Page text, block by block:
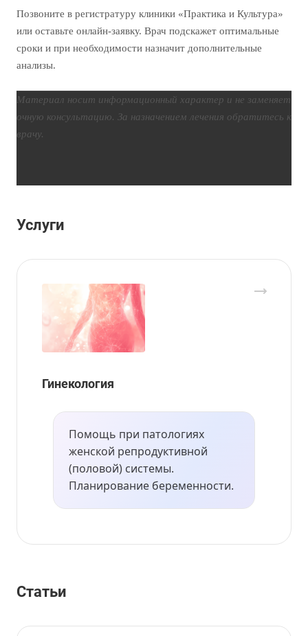
Позвоните в регистратуру клиники «Практика и Культура»
или оставьте онлайн-заявку. Врач подскажет оптимальные
сроки и при необходимости назначит дополнительные
анализы.
Материал носит информационный характер и не заменяет
очную консультацию. За назначением лечения обратитесь к
врачу.
Услуги
Гинекология
Помощь при патологиях
женской репродуктивной
(половой) системы.
Планирование беременности.
Статьи